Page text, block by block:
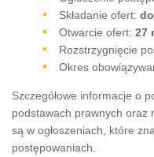
Składanie ofert:
Otwarcie ofert: 27
Rozstrzygnięcie
Okres
Szczegółowe informacje o
podstawach prawnych oraz
są w ogłoszeniach, które
postępowaniach.